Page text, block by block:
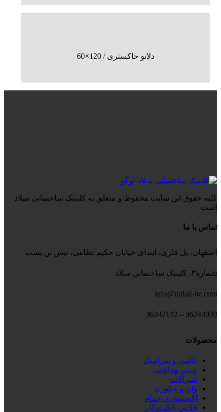
دلانو خاکستری / 120×60
کلیه حقوق این سایت محفوظ و متعلق به کلینیک ساختمانی میلاد
است.
تماس با ما
اصفهان، پل فلزی، ابتدای خیابان حکیم نظامی، نبش بن بست
شماره۳، کلینیک ساختمانی میلاد
info@milad-bc.com
36243909 – 36242172
محصولات
کاشی و سرامیک
چینی بهداشتی
شیرآلات
وان و جکوزی
اکسسوری حمام
فلاش تانک توکار